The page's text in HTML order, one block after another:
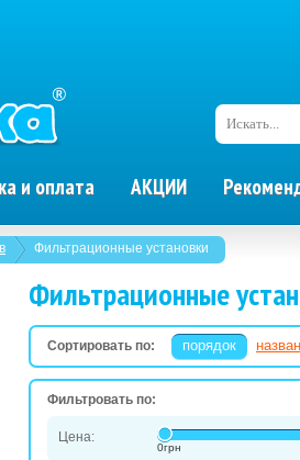
и оплата АКЦИИ
Искать...
Фильтрационные установки
Фильтрационные
Сортировать по: порядок
Фильтровать по:
Цена:
0грн